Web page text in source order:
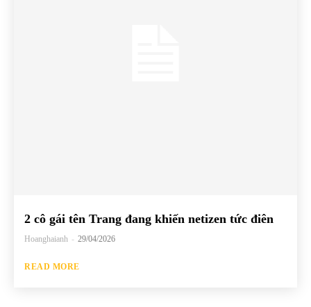
2 cô gái tên Trang đang khiến netizen tức điên
Hoanghaianh - 29/04/2026
READ MORE